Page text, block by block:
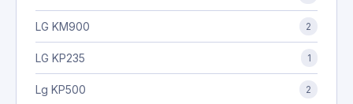
LG KM900 2
LG KP235 1
Lg KP500 2